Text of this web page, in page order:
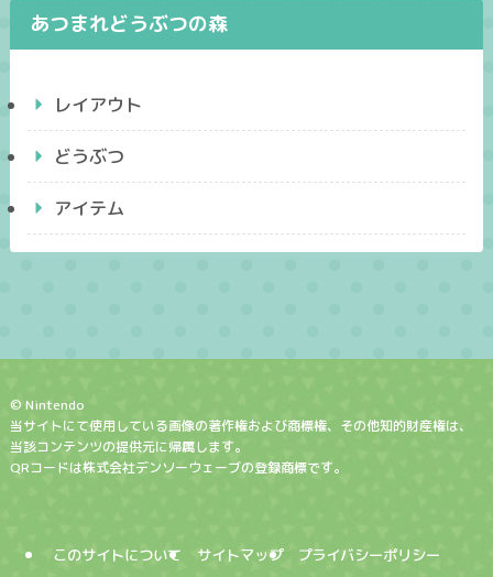
あつまれどうぶつの森
レイアウト
どうぶつ
アイテム
© Nintendo
当サイトにて使用している画像の著作権および商標権、その他知的財産権は、
当該コンテンツの提供元に帰属します。
QRコードは株式会社デンソーウェーブの登録商標です。
このサイトについて サイトマップ
プライバシーポリシー